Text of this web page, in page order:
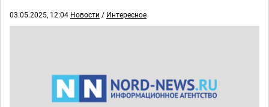
03.05.2025, 12:04 Новости / Интересное